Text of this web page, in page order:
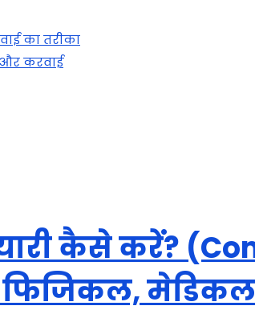
का तरीका
करवाई
कैसे करें?
फिजिकल,